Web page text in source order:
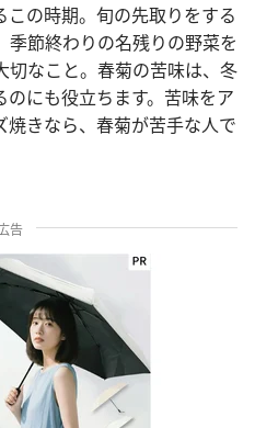
の時期。旬の先取りをする
節終わりの名残りの野菜を
切なこと。春菊の苦味は、冬
にも役立ちます。苦味をア
きなら、春菊が苦手な人で
告